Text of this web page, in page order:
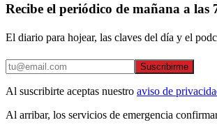
Recibe el periódico de mañana a las
El diario para hojear, las claves del día y el
Suscribirme
Al suscribirte aceptas nuestro aviso de
Al arribar, los servicios de emergencia